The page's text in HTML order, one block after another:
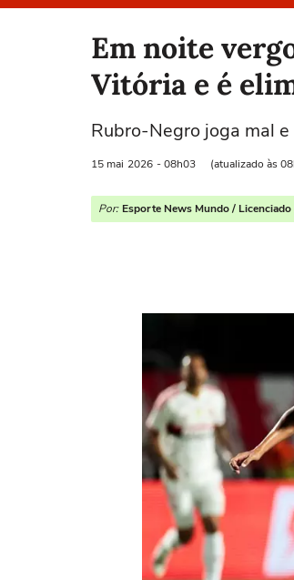
Em noite
Vitória e é
Rubro-Negro joga mal
15 mai 2026 - 08h03 (atualizado às
Por: Esporte News Mundo /